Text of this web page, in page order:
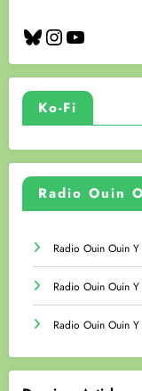
Bluesky
Instagram
YouTube
Ko-Fi
Radio Ouin
Radio Ouin Ouin
Radio Ouin Ouin
Radio Ouin Ouin